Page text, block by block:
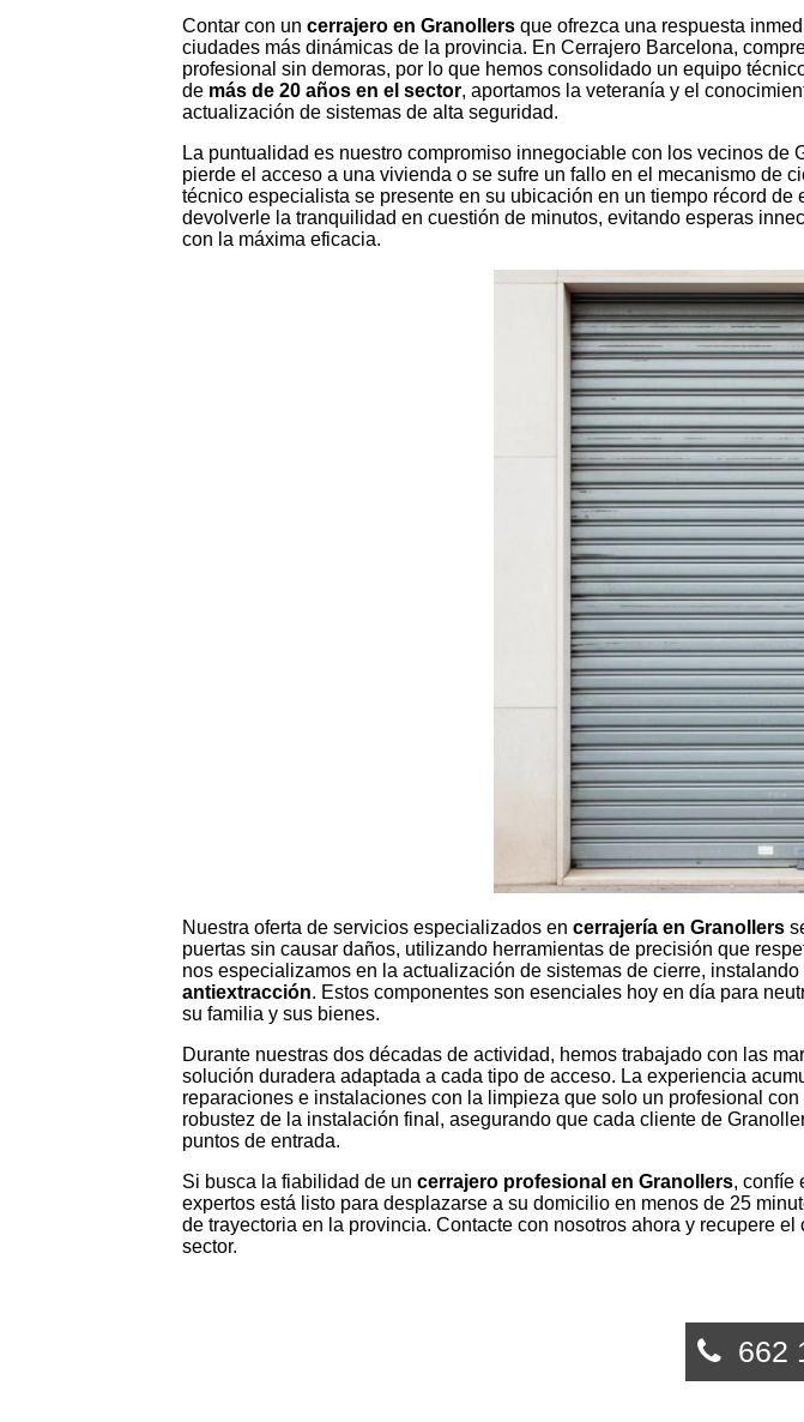
Contar con un cerrajero en Granollers que ofrezca una respuesta
ciudades más dinámicas de la provincia. En Cerrajero Barcelona,
profesional sin demoras, por lo que hemos consolidado un equipo
de más de 20 años en el sector, aportamos la veteranía y el
actualización de sistemas de alta seguridad.
La puntualidad es nuestro compromiso innegociable con los vecinos
pierde el acceso a una vivienda o se sufre un fallo en el mecanismo de
técnico especialista se presente en su ubicación en un tiempo récord de
devolverle la tranquilidad en cuestión de minutos, evitando esperas
con la máxima eficacia.
Nuestra oferta de servicios especializados en cerrajería en Granollers
puertas sin causar daños, utilizando herramientas de precisión que
nos especializamos en la actualización de sistemas de cierre,
antiextracción. Estos componentes son esenciales hoy en día para
su familia y sus bienes.
Durante nuestras dos décadas de actividad, hemos trabajado con las
solución duradera adaptada a cada tipo de acceso. La experiencia
reparaciones e instalaciones con la limpieza que solo un profesional
robustez de la instalación final, asegurando que cada cliente de
puntos de entrada.
Si busca la fiabilidad de un cerrajero profesional en Granollers, confíe
expertos está listo para desplazarse a su domicilio en menos de 25
de trayectoria en la provincia. Contacte con nosotros ahora y recupere
sector.
662